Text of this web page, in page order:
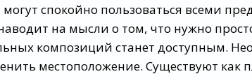
спокойно пользоваться всеми
на мысли о том, что нужно
композиций станет доступным.
местоположение. Существуют как